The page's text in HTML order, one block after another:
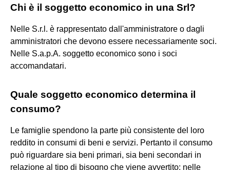
Chi è il soggetto economico in una Srl?
Nelle S.r.l. è rappresentato dall'amministratore o dagli
amministratori che devono essere necessariamente soci.
Nelle S.a.p.A. soggetto economico sono i soci
accomandatari.
Quale soggetto economico determina il
consumo?
Le famiglie spendono la parte più consistente del loro
reddito in consumi di beni e servizi. Pertanto il consumo
può riguardare sia beni primari, sia beni secondari in
relazione al tipo di bisogno che viene avvertito: nelle